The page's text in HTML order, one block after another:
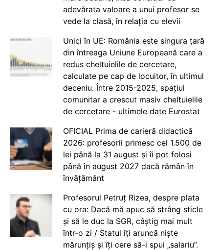
adevărata valoare a unui profesor se
vede la clasă, în relația cu elevii
Unici în UE: România este singura țară
din întreaga Uniune Europeană care a
redus cheltuielile de cercetare,
calculate pe cap de locuitor, în ultimul
deceniu. Între 2015-2025, spațiul
comunitar a crescut masiv cheltuielile
de cercetare - ultimele date Eurostat
OFICIAL Prima de carieră didactică
2026: profesorii primesc cei 1.500 de
lei până la 31 august și îi pot folosi
până în august 2027 dacă rămân în
învățământ
Profesorul Petruț Rizea, despre plata
cu ora: Dacă mă apuc să strâng sticle
și să le duc la SGR, câștig mai mult
într-o zi / Statul îți aruncă niște
mărunțiș și îți cere să-i spui „salariu”.